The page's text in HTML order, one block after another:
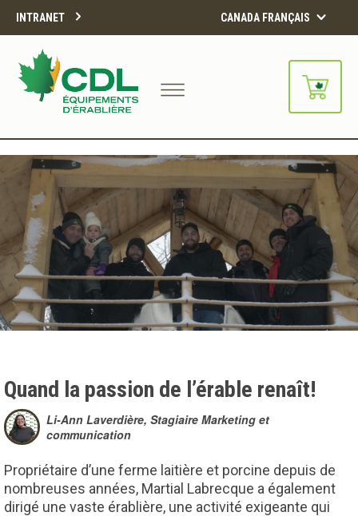
INTRANET CANADA FRANÇAIS
bientôt disponible!!
Merci de votre compréhension.
CONTINUER
Quand la passion de l’érable renaît!
Li-Ann Laverdière, Stagiaire Marketing et
communication
Propriétaire d’une ferme laitière et porcine depuis de
nombreuses années, Martial Labrecque a également
dirigé une vaste érablière, une activité exigeante qui